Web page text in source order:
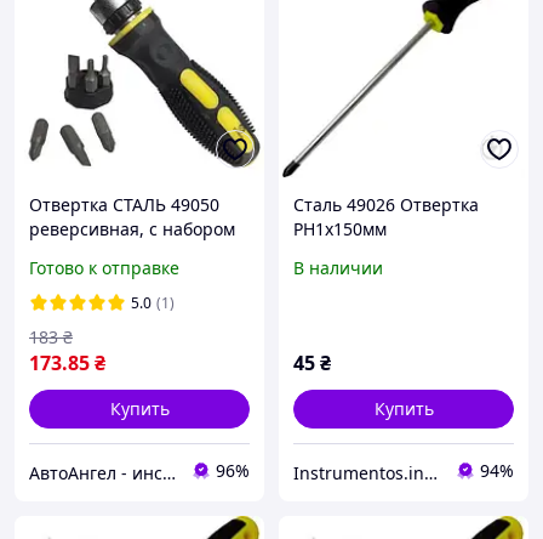
Отвертка СТАЛЬ 49050
реверсивная, с набором
Готово к отправке
5.0 (1)
173.85₴
183 ₴
Купить
АвтоАнгел - инструменты и оборудование для СТО, расходные материалы, товары для дома и сада 96%
Сталь 49026 Отвертка
PH1x150мм
В наличии
45₴
Купить
Instrumentos.in.ua интернет-магазин 94%